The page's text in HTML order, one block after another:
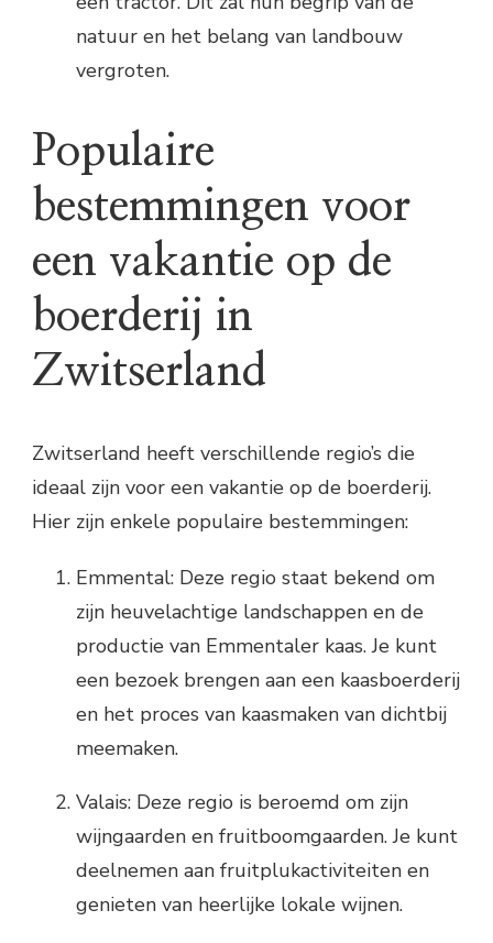
natuur en het belang van landbouw
vergroten.
Populaire
bestemmingen voor
een vakantie op de
boerderij in
Zwitserland
Zwitserland heeft verschillende regio’s die
ideaal zijn voor een vakantie op de boerderij.
Hier zijn enkele populaire bestemmingen:
Emmental: Deze regio staat bekend om
zijn heuvelachtige landschappen en de
productie van Emmentaler kaas. Je kunt
een bezoek brengen aan een kaasboerderij
en het proces van kaasmaken van dichtbij
meemaken.
Valais: Deze regio is beroemd om zijn
wijngaarden en fruitboomgaarden. Je kunt
deelnemen aan fruitplukactiviteiten en
genieten van heerlijke lokale wijnen.